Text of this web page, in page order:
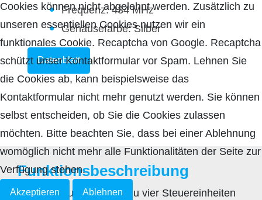
Frequenz: 434 MHz
Gehäusefarbe: Silber
Datenblatt
Funktionsbeschreibung
Zum Ansteuern von bis zu vier Steuereinheiten
Cookies können nicht abgelehnt werden. Zusätzlich zu
unseren essentiellen Cookies nutzen wir ein
funktionales Cookie. Recaptcha von Google. Recaptcha
schützt unser Kontaktformular vor Spam. Lehnen Sie
die Cookies ab, kann beispielsweise das
Kontaktformular nicht mehr genutzt werden. Sie können
selbst entscheiden, ob Sie die Cookies zulassen
möchten. Bitte beachten Sie, dass bei einer Ablehnung
womöglich nicht mehr alle Funktionalitäten der Seite zur
Verfügung stehen.
Akzeptieren Ablehnen